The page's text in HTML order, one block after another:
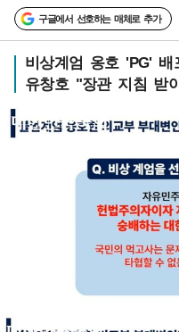
구글에서 선호하는 매체로 추가
비상계엄 옹호 'PG' 배
유창호 "장관 지침 받